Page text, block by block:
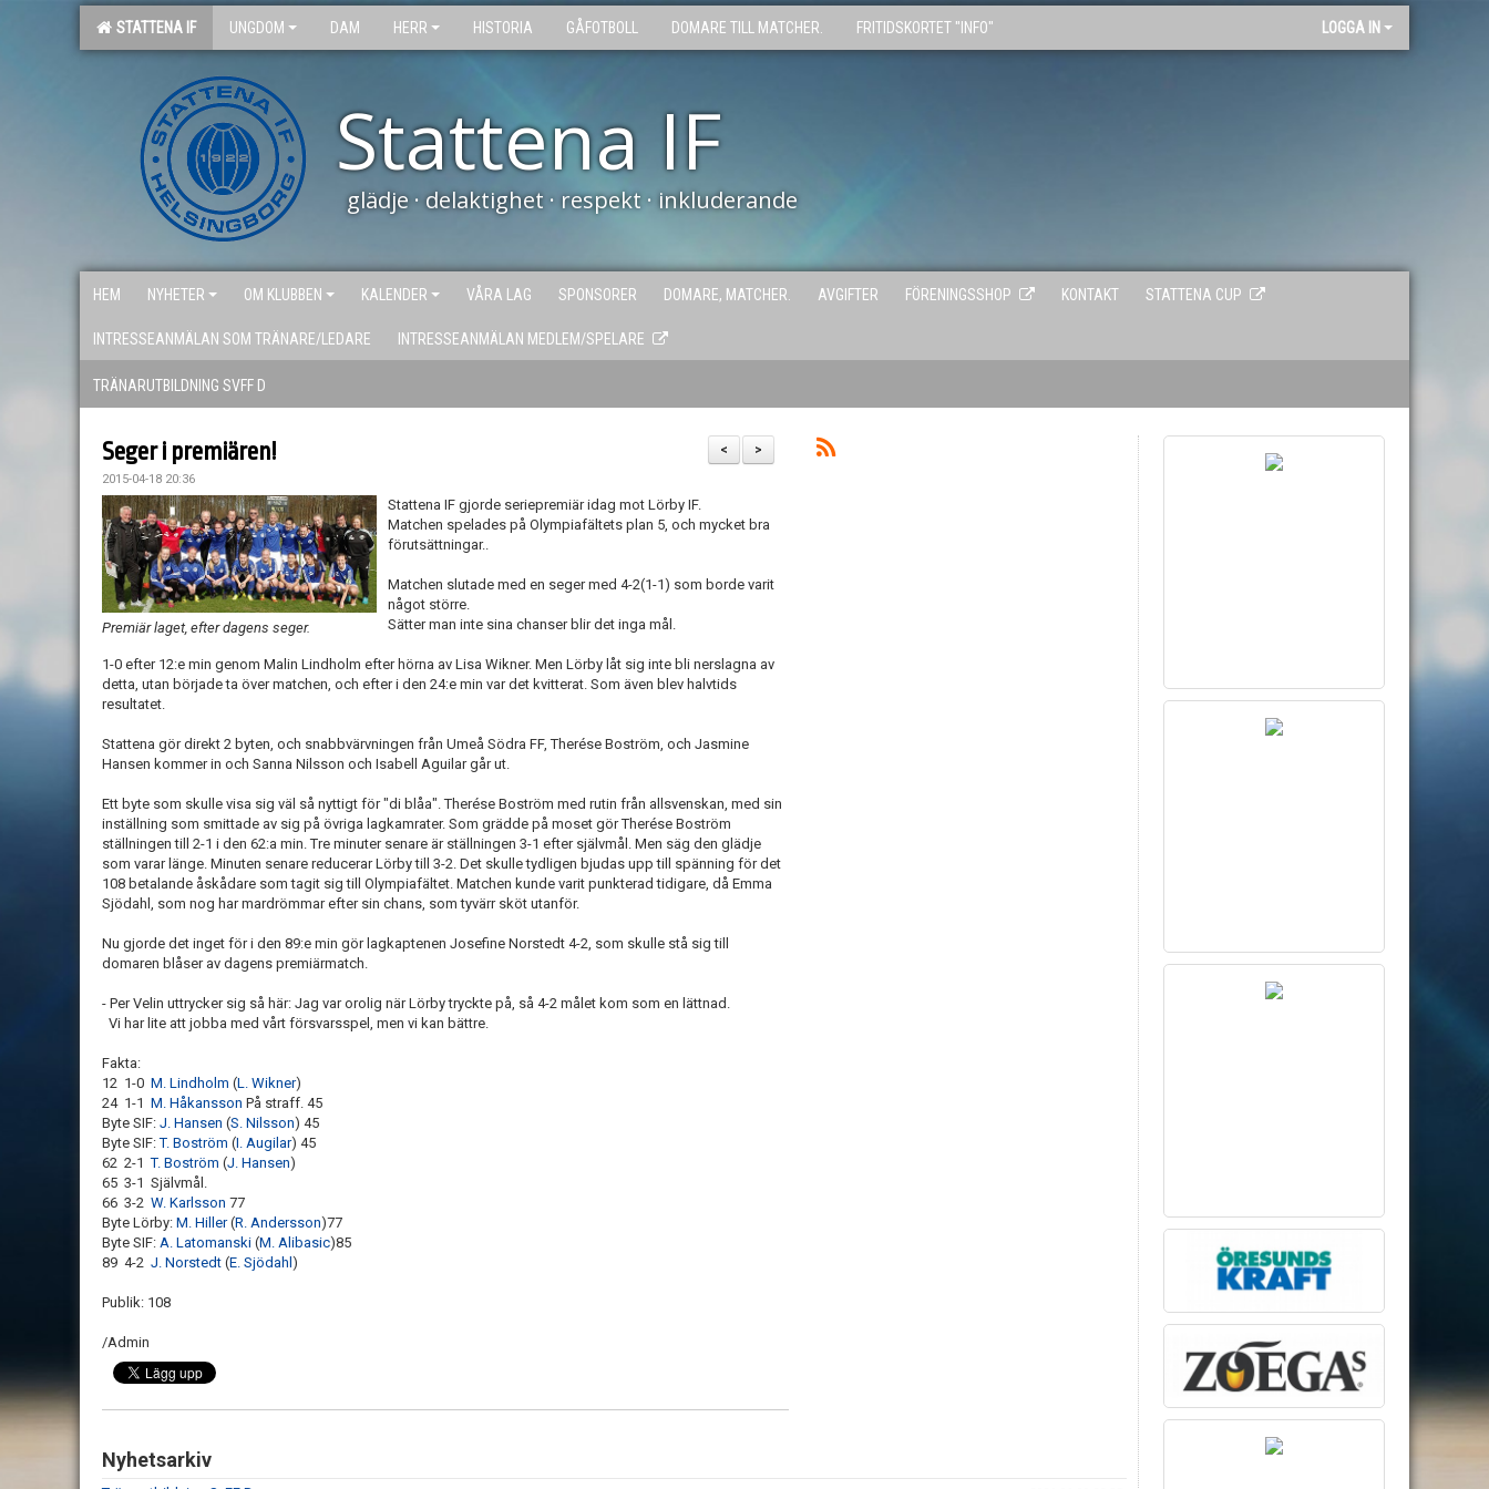
STATTENA IF UNGDOM DAM HERR HISTORIA GÅFOTBOLL DOMARE TILL MATCHER. FRITIDSKORTET "INFO" LOGGA IN
Stattena IF
glädje · delaktighet · respekt · inkluderande
HEM NYHETER OM KLUBBEN KALENDER VÅRA LAG SPONSORER DOMARE, MATCHER. AVGIFTER FÖRENINGSSHOP KONTAKT STATTENA CUP
INTRESSEANMÄLAN SOM TRÄNARE/LEDARE INTRESSEANMÄLAN MEDLEM/SPELARE
TRÄNARUTBILDNING SVFF D
>
<
Seger i premiären!
2015-04-18 20:36
Premiär laget, efter dagens seger.
Stattena IF gjorde seriepremiär idag mot Lörby IF.
Matchen spelades på Olympiafältets plan 5, och mycket bra
förutsättningar..
Matchen slutade med en seger med 4-2(1-1) som borde varit
något större.
Sätter man inte sina chanser blir det inga mål.
1-0 efter 12:e min genom Malin Lindholm efter hörna av Lisa Wikner. Men Lörby låt sig inte bli nerslagna av
detta, utan började ta över matchen, och efter i den 24:e min var det kvitterat. Som även blev halvtids
resultatet.
Stattena gör direkt 2 byten, och snabbvärvningen från Umeå Södra FF, Therése Boström, och Jasmine
Hansen kommer in och Sanna Nilsson och Isabell Aguilar går ut.
Ett byte som skulle visa sig väl så nyttigt för "di blåa". Therése Boström med rutin från allsvenskan, med sin
inställning som smittade av sig på övriga lagkamrater. Som grädde på moset gör Therése Boström
ställningen till 2-1 i den 62:a min. Tre minuter senare är ställningen 3-1 efter självmål. Men säg den glädje
som varar länge. Minuten senare reducerar Lörby till 3-2. Det skulle tydligen bjudas upp till spänning för det
108 betalande åskådare som tagit sig till Olympiafältet. Matchen kunde varit punkterad tidigare, då Emma
Sjödahl, som nog har mardrömmar efter sin chans, som tyvärr sköt utanför.
Nu gjorde det inget för i den 89:e min gör lagkaptenen Josefine Norstedt 4-2, som skulle stå sig till
domaren blåser av dagens premiärmatch.
- Per Velin uttrycker sig så här: Jag var orolig när Lörby tryckte på, så 4-2 målet kom som en lättnad.
Vi har lite att jobba med vårt försvarsspel, men vi kan bättre.
Fakta:
12 1-0 M. Lindholm (L. Wikner)
24 1-1 M. Håkansson På straff. 45
Byte SIF: J. Hansen (S. Nilsson) 45
Byte SIF:T. Boström (I. Augilar) 45
62 2-1T. Boström (J. Hansen)
65 3-1 Självmål.
66 3-2 W. Karlsson 77
Byte Lörby: M. Hiller(R. Andersson)77
Byte SIF: A. Latomanski (M. Alibasic)85
89 4-2 J. Norstedt (E. Sjödahl )
Publik: 108
/Admin
Nyhetsarkiv